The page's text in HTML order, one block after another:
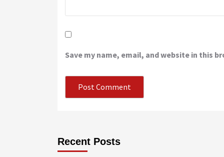
Save my name, email, and website in this
Recent Posts